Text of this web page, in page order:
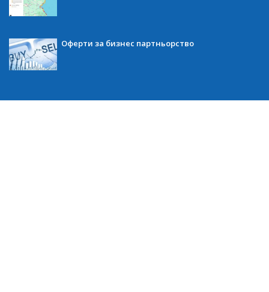
Оферти за бизнес партньорство